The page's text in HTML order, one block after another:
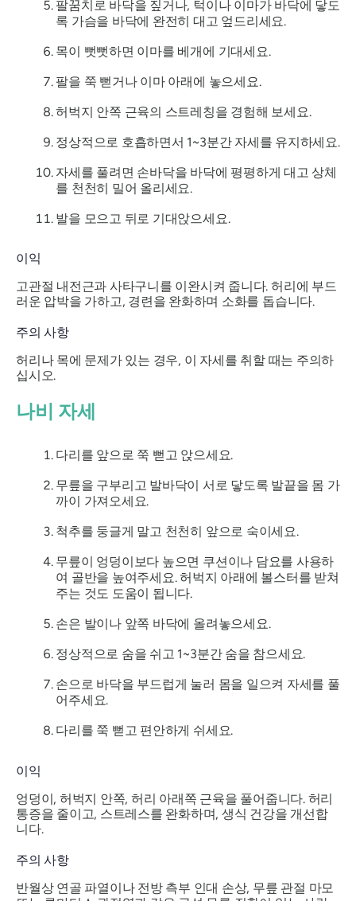
팔꿈치로 바닥을 짚거나, 턱이나 이마가 바닥에 닿도
록 가슴을 바닥에 완전히 대고 엎드리세요.
목이 뻣뻣하면 이마를 베개에 기대세요.
팔을 쭉 뻗거나 이마 아래에 놓으세요.
허벅지 안쪽 근육의 스트레칭을 경험해 보세요.
정상적으로 호흡하면서 1~3분간 자세를 유지하세요.
자세를 풀려면 손바닥을 바닥에 평평하게 대고 상체
를 천천히 밀어 올리세요.
발을 모으고 뒤로 기대앉으세요.
이익
고관절 내전근과 사타구니를 이완시켜 줍니다. 허리에 부드
러운 압박을 가하고, 경련을 완화하며 소화를 돕습니다.
주의 사항
허리나 목에 문제가 있는 경우, 이 자세를 취할 때는 주의하
십시오.
나비 자세
다리를 앞으로 쭉 뻗고 앉으세요.
무릎을 구부리고 발바닥이 서로 닿도록 발끝을 몸 가
까이 가져오세요.
척추를 둥글게 말고 천천히 앞으로 숙이세요.
무릎이 엉덩이보다 높으면 쿠션이나 담요를 사용하
여 골반을 높여주세요. 허벅지 아래에 볼스터를 받쳐
주는 것도 도움이 됩니다.
손은 발이나 앞쪽 바닥에 올려놓으세요.
정상적으로 숨을 쉬고 1~3분간 숨을 참으세요.
손으로 바닥을 부드럽게 눌러 몸을 일으켜 자세를 풀
어주세요.
다리를 쭉 뻗고 편안하게 쉬세요.
이익
엉덩이, 허벅지 안쪽, 허리 아래쪽 근육을 풀어줍니다. 허리
통증을 줄이고, 스트레스를 완화하며, 생식 건강을 개선합
니다.
주의 사항
반월상 연골 파열이나 전방 측부 인대 손상, 무릎 관절 마모